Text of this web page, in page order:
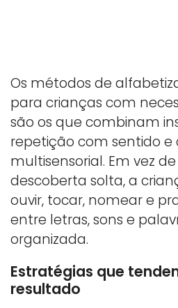
Os métodos de
para crianças com
são os que combinam
repetição com sentido e
multisensorial. Em vez
descoberta solta, a
ouvir, tocar, nomear e
entre letras, sons e
organizada.
Estratégias que
resultado